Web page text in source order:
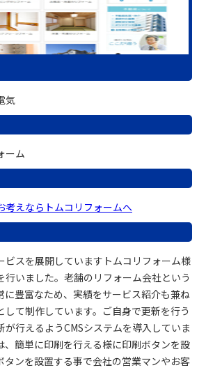
気
ーム
考えならトムコリフォームへ
ビスを展開していますトムコリフォーム様
いました。 老舗のリフォーム会社という
に豊富なため、実績をサービス紹介も兼ね
して制作しています。ご自身で更新を行う
行えるようCMSシステムを導入していま
、簡単に印刷を行える様に印刷ボタンを設
タンを設置する事で会社の営業マンやお客